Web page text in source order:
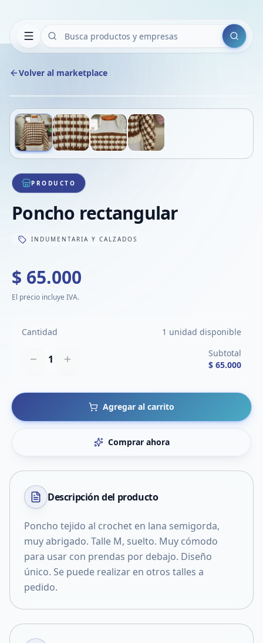
Buscar
Volver al marketplace
1/4
PRODUCTO
Poncho rectangular
INDUMENTARIA Y CALZADOS
$ 65.000
El precio incluye IVA.
Cantidad 1 unidad disponible
1
Subtotal
$ 65.000
Agregar al carrito
Comprar ahora
Descripción del producto
Poncho tejido al crochet en lana semigorda,
muy abrigado. Talle M, suelto. Muy cómodo
para usar con prendas por debajo. Diseño
único. Se puede realizar en otros talles a
pedido.